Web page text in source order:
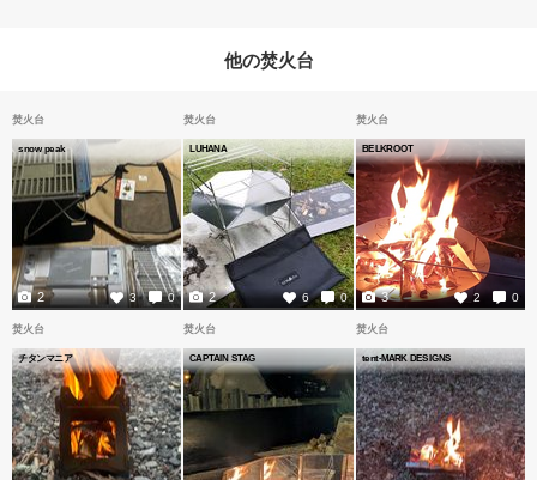
他の焚火台
焚火台
snow peak
3 0
2
焚火台
LUHANA
6 0
2
焚火台
BELKROOT
2 0
3
焚火台
チタンマニア
焚火台
CAPTAIN STAG
焚火台
tent-MARK DESIGNS